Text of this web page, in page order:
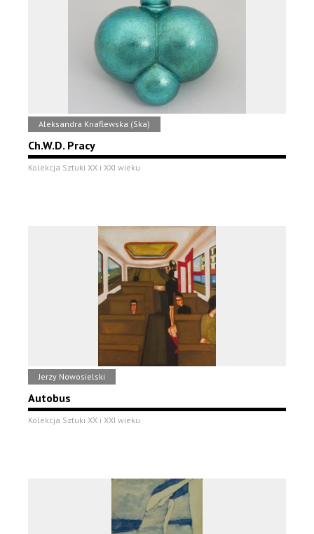
Aleksandra Knaflewska (Ska)
Ch.W.D. Pracy
Kolekcja Sztuki XX i XXI wieku
Jerzy Nowosielski
Autobus
Kolekcja Sztuki XX i XXI wieku